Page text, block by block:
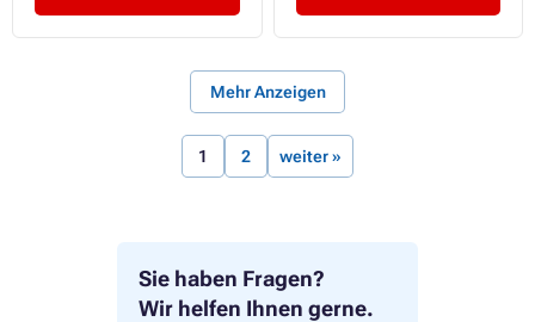
Sie haben Fragen?
Wir helfen Ihnen gerne.
Mehr Anzeigen
1 2 weiter »